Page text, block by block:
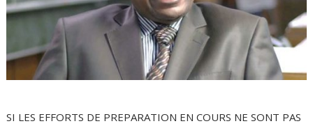
SI LES EFFORTS DE PREPARATION EN COURS NE SONT PAS